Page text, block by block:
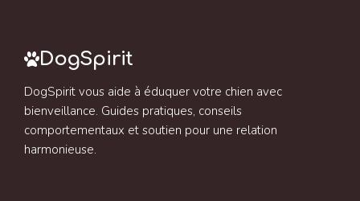
DogSpirit
DogSpirit vous aide à éduquer votre chien avec
bienveillance. Guides pratiques, conseils
comportementaux et soutien pour une relation
harmonieuse.